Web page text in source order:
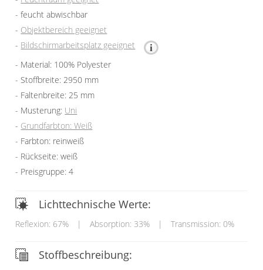
feucht abwischbar
Objektbereich geeignet
Bildschirmarbeitsplatz geeignet
Material: 100% Polyester
Stoffbreite: 2950 mm
Faltenbreite: 25 mm
Musterung: Uni
Grundfarbton: Weiß
Farbton: reinweiß
Rückseite: weiß
Preisgruppe: 4
Lichttechnische Werte:
Reflexion: 67% | Absorption: 33% | Transmission: 0%
Stoffbeschreibung: